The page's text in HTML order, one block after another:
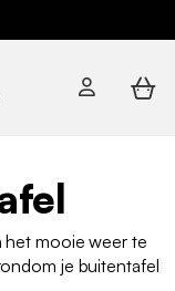
het mooie weer te
je buitentafel